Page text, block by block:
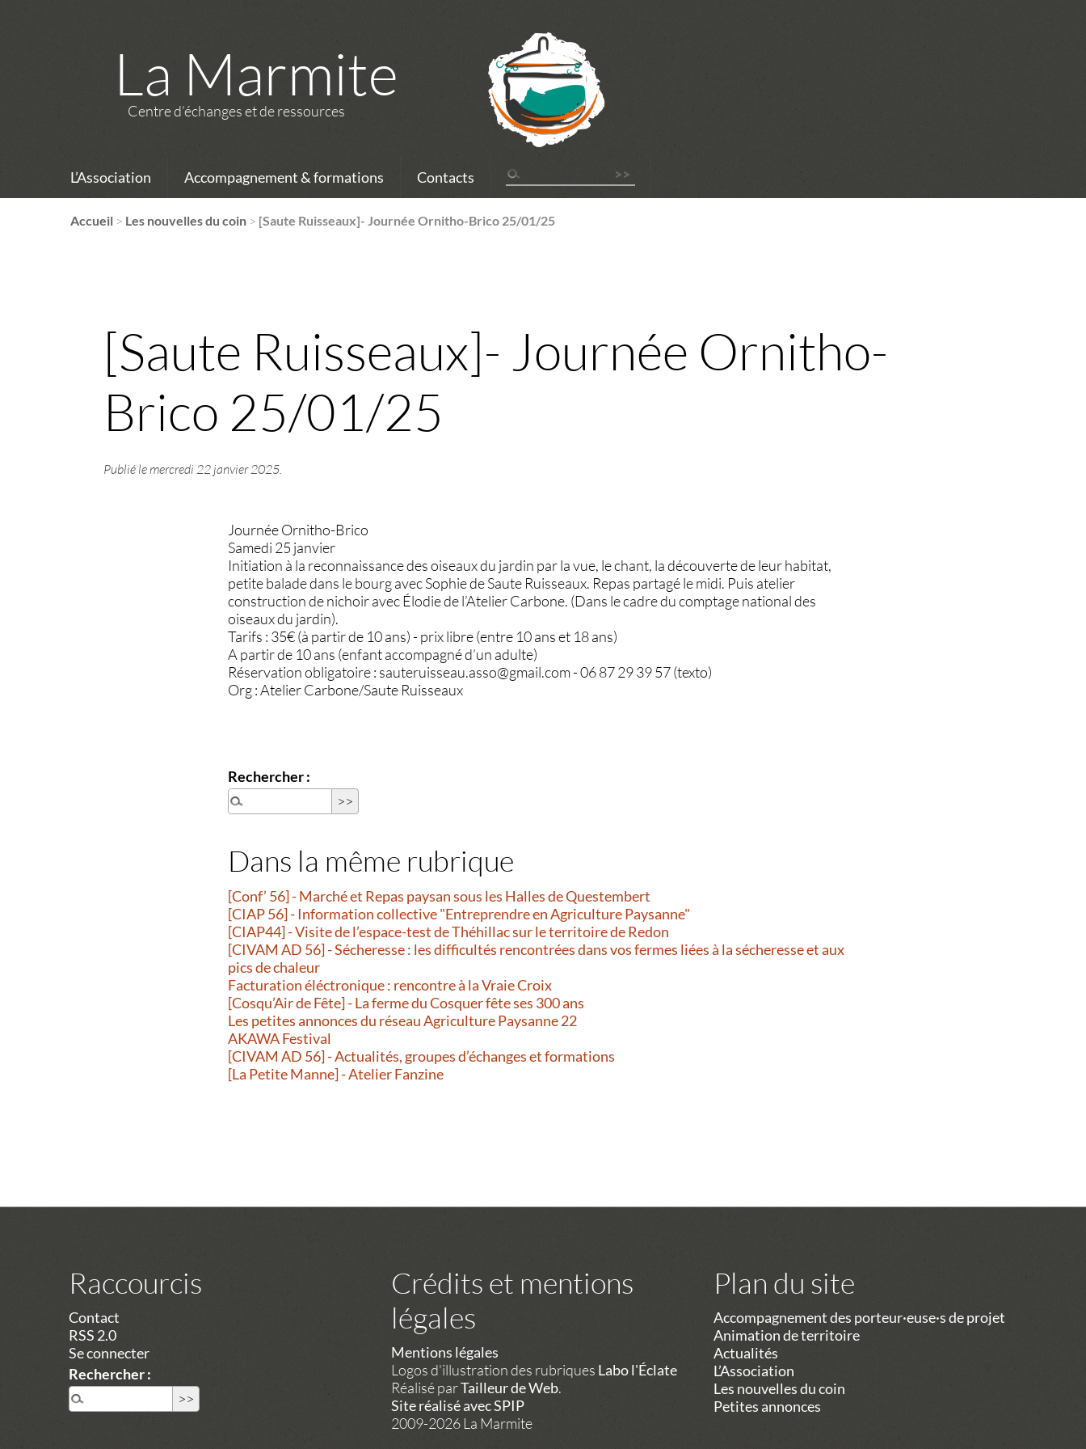
La Marmite
Centre d’échanges et de ressources
L’Association Accompagnement & formations Contacts
Accueil > Les nouvelles du coin > [Saute Ruisseaux]- Journée Ornitho-Brico 25/01/25
[Saute Ruisseaux]- Journée Ornitho-
Brico 25/01/25
Publié le mercredi 22 janvier 2025.
Journée Ornitho-Brico
Samedi 25 janvier
Initiation à la reconnaissance des oiseaux du jardin par la vue, le chant, la découverte de leur habitat,
petite balade dans le bourg avec Sophie de Saute Ruisseaux. Repas partagé le midi. Puis atelier
construction de nichoir avec Élodie de l’Atelier Carbone. (Dans le cadre du comptage national des
oiseaux du jardin).
Tarifs : 35€ (à partir de 10 ans) - prix libre (entre 10 ans et 18 ans)
A partir de 10 ans (enfant accompagné d’un adulte)
Réservation obligatoire : sauteruisseau.asso@gmail.com - 06 87 29 39 57 (texto)
Org : Atelier Carbone/Saute Ruisseaux
Rechercher :
Dans la même rubrique
[Conf’ 56] - Marché et Repas paysan sous les Halles de Questembert
[CIAP 56] - Information collective "Entreprendre en Agriculture Paysanne"
[CIAP44] - Visite de l’espace-test de Théhillac sur le territoire de Redon
[CIVAM AD 56] - Sécheresse : les difficultés rencontrées dans vos fermes liées à la sécheresse et aux
pics de chaleur
Facturation éléctronique : rencontre à la Vraie Croix
[Cosqu’Air de Fête] - La ferme du Cosquer fête ses 300 ans
Les petites annonces du réseau Agriculture Paysanne 22
AKAWA Festival
[CIVAM AD 56] - Actualités, groupes d’échanges et formations
[La Petite Manne] - Atelier Fanzine
Raccourcis
Contact
RSS 2.0
Se connecter
Rechercher :
Crédits et mentions
légales
Mentions légales
Logos d'illustration des rubriques Labo l'Éclate
Réalisé parTailleur de Web.
Site réalisé avec SPIP
2009-2026 La Marmite
Plan du site
Accompagnement des porteur·euse·s de projet
Animation de territoire
Actualités
L’Association
Les nouvelles du coin
Petites annonces